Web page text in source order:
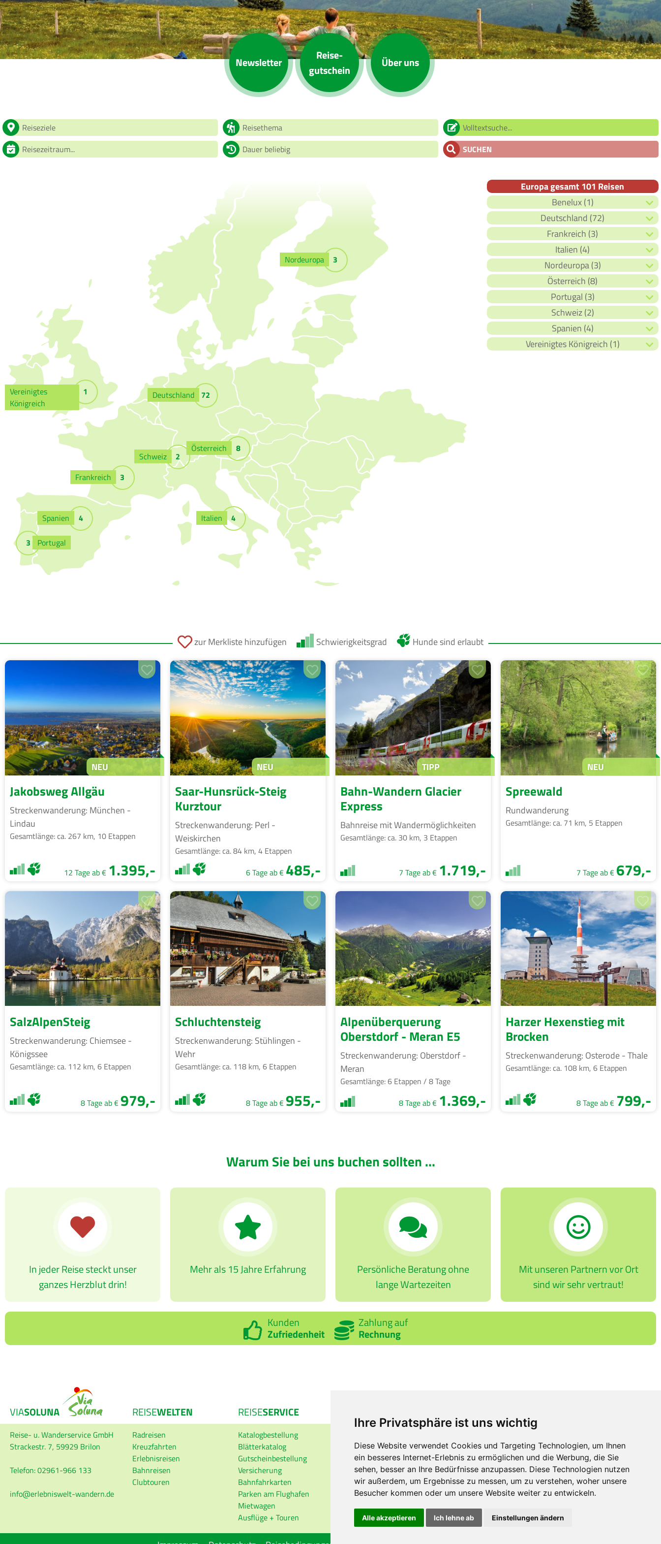
Ihre Privatsphäre ist uns wichtig
Diese Website verwendet Cookies und Targeting Technologien, um Ihnen
ein besseres Internet-Erlebnis zu ermöglichen und die Werbung, die Sie
sehen, besser an Ihre Bedürfnisse anzupassen. Diese Technologien nutzen
wir außerdem, um Ergebnisse zu messen, um zu verstehen, woher unsere
Besucher kommen oder um unsere Website weiter zu entwickeln.
Alle akzeptieren Ich lehne ab Einstellungen ändern
News­letter
Reise­
gutschein
Über uns
SUCHEN
Deutschland 72
Frankreich 3
Italien 4
Nordeuropa 3
Österreich 8
Portugal
3
Schweiz 2
Spanien 4
Vereinigtes
Königreich
1
Europa gesamt 101 Reisen
Benelux (1)
Deutschland (72)
Frankreich (3)
Italien (4)
Nordeuropa (3)
Österreich (8)
Portugal (3)
Schweiz (2)
Spanien (4)
Vereinigtes Königreich (1)
zur Merkliste hinzufügen Schwierigkeitsgrad Hunde sind erlaubt
NEU
Jakobsweg Allgäu
Streckenwanderung: München -
Lindau
Gesamtlänge: ca. 267 km, 10 Etappen
12 Tage ab € 1.395,-
NEU
Saar-Hunsrück-Steig
Kurztour
Streckenwanderung: Perl -
Weiskirchen
Gesamtlänge: ca. 84 km, 4 Etappen
6 Tage ab € 485,-
TIPP
Bahn-Wandern Glacier
Express
Bahnreise mit Wandermöglichkeiten
Gesamtlänge: ca. 30 km, 3 Etappen
7 Tage ab € 1.719,-
NEU
Spreewald
Rundwanderung
Gesamtlänge: ca. 71 km, 5 Etappen
7 Tage ab € 679,-
SalzAlpenSteig
Streckenwanderung: Chiemsee -
Königssee
Gesamtlänge: ca. 112 km, 6 Etappen
8 Tage ab €979,-
Schluchtensteig
Streckenwanderung: Stühlingen -
Wehr
Gesamtlänge: ca. 118 km, 6 Etappen
8 Tage ab €955,-
Alpenüberquerung
Oberstdorf - Meran E5
Streckenwanderung: Oberstdorf -
Meran
Gesamtlänge: 6 Etappen / 8 Tage
8 Tage ab € 1.369,-
Harzer Hexenstieg mit
Brocken
Streckenwanderung: Osterode - Thale
Gesamtlänge: ca. 108 km, 6 Etappen
8 Tage ab € 799,-
Warum Sie bei uns buchen sollten ...
In jeder Reise steckt unser
ganzes Herzblut drin!
Mehr als 15 Jahre Erfahrung
Persönliche Beratung ohne
lange Wartezeiten
Mit unseren Partnern vor Ort
sind wir sehr vertraut!
Kunden
Zufriedenheit
Zahlung auf
Rechnung
VIASOLUNA
Reise- u. Wanderservice GmbH
Strackestr. 7, 59929 Brilon
Telefon: 02961-966 133
info
erlebniswelt-wandern.de
REISEWELTEN
Radreisen
Kreuzfahrten
Erlebnisreisen
Bahnreisen
Clubtouren
REISESERVICE
Katalogbestellung
Blätterkatalog
Gutscheinbestellung
Versicherung
Bahnfahrkarten
Parken am Flughafen
Mietwagen
Ausflüge + Touren
Visa-Dienst
Reisemedizin
ESTA-Einreise USA
ETA-Einreise Kanada
Fluggastrechte
Rucksäcke und
Wanderkarten